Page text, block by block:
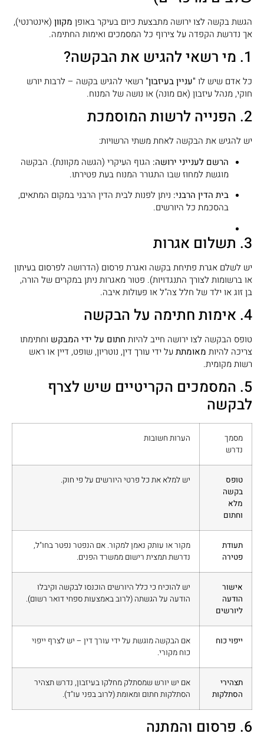
הגשת בקשה לצו ירושה מתבצעת כיום בעיקר באופן מקוון (אינטרנטי),
אך נדרשת הקפדה על צירוף כל המסמכים ואימות החתימה.
1. מי רשאי להגיש את הבקשה?
כל אדם שיש לו "עניין בעיזבון" רשאי להגיש בקשה – לרבות יורש
חוקי, מנהל עיזבון (אם מונה) או נושה של המנוח.
2. הפנייה לרשות המוסמכת
יש להגיש את הבקשה לאחת משתי הרשויות:
הרשם לענייני ירושה: הגוף העיקרי (הגשה מקוונת). הבקשה
מוגשת למחוז שבו התגורר המנוח בעת פטירתו.
בית הדין הרבני: ניתן לפנות לבית הדין הרבני במקום המתאים,
בהסכמת כל היורשים.
3. תשלום אגרות
יש לשלם אגרת פתיחת בקשה ואגרת פרסום (הדרושה לפרסום בעיתון
או ברשומות לצורך התנגדויות). פטור מאגרות ניתן במקרים של הורה,
בן זוג או ילד של חלל צה"ל או פעולות איבה.
4. אימות חתימה על הבקשה
טופס הבקשה לצו ירושה חייב להיות חתום על ידי המבקש וחתימתו
צריכה להיות מאומתת על ידי עורך דין, נוטריון, שופט, דיין או ראש
רשות מקומית.
5. המסמכים הקריטיים שיש לצרף
לבקשה
מסמך
נדרש
הערות חשובות
טופס
בקשה
מלא
וחתום
יש למלא את כל פרטי היורשים על פי חוק.
תעודת
פטירה
מקור או עותק נאמן למקור. אם הנפטר נפטר בחו"ל,
נדרשת תמצית רישום ממשרד הפנים.
אישור
הודעה
ליורשים
יש להוכיח כי כלל היורשים הוכנסו לבקשה וקיבלו
הודעה על הגשתה (לרוב באמצעות ספחי דואר רשום).
ייפוי כוח
אם הבקשה מוגשת על ידי עורך דין – יש לצרף ייפוי
כוח מקורי.
תצהירי
הסתלקות
אם יש יורש שמסתלק מחלקו בעיזבון, נדרש תצהיר
הסתלקות חתום ומאומת (לרוב בפני עו"ד).
6. פרסום והמתנה